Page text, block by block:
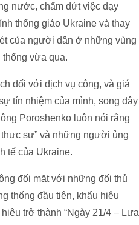
nước, chấm dứt việc dạy
thống giáo Ukraine và thay
của người dân ở những vùng
thống vừa qua.
đối với dịch vụ công, và giá
tín nhiệm của mình, song đây
Poroshenko luôn nói rằng
sự” và những người ủng
tế của Ukraine.
đối mặt với những đối thủ
thống đầu tiên, khẩu hiệu
trở thành “Ngày 21/4 – Lựa